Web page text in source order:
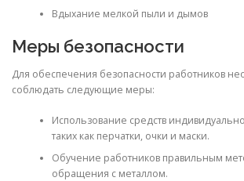
Вдыхание мелкой пыли и дымов
Меры безопасности
Для обеспечения безопасности работников
соблюдать следующие меры:
Использование средств
таких как перчатки, очки и маски.
Обучение работников правильным
обращения с металлом.